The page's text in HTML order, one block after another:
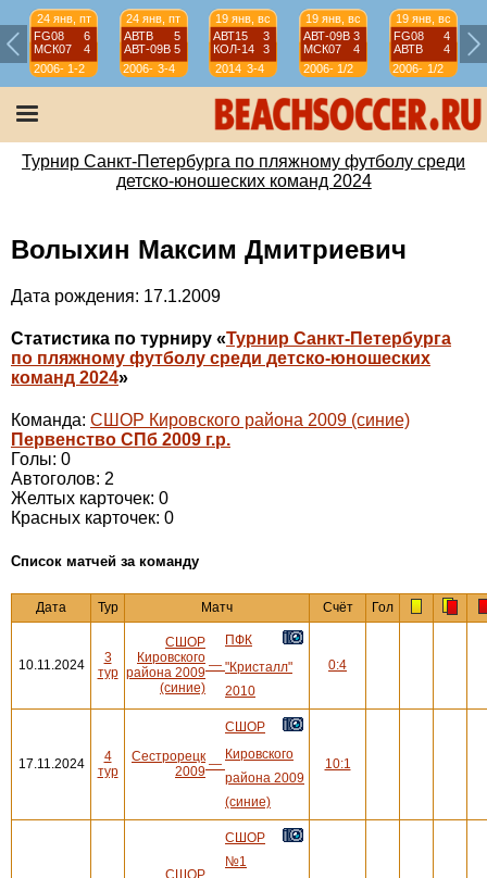
24 янв, пт
FG08
6
МСК07
4
2006-
07
1-2
24 янв, пт
АВТВ
5
АВТ-09B 5
2006-
07
3-4
19 янв, вс
АВТ15
3
КОЛ-14
3
2014 3-4
19 янв, вс
АВТ-09B 3
МСК07
4
2006-
07
1/2
19 янв, вс
FG08
4
АВТВ
4
2006-
07
1/2
Турнир Санкт-Петербурга по пляжному футболу среди
детско-юношеских команд 2024
Волыхин Максим Дмитриевич
Дата рождения: 17.1.2009
Статистика по турниру «Турнир Санкт-Петербурга
по пляжному футболу среди детско-юношеских
команд 2024»
Команда: СШОР Кировского района 2009 (синие)
Первенство СПб 2009 г.р.
Голы: 0
Автоголов: 2
Желтых карточек: 0
Красных карточек: 0
Cписок матчей за команду
Дата Тур Матч Счёт Гол
10.11.2024
3
тур
СШОР
Кировского
района 2009
(синие)
—
ПФК
"Кристалл"
2010
0:4
17.11.2024
4
тур
Сестрорецк
2009 —
СШОР
Кировского
района 2009
(синие)
10:1
СШОР
СШОР
№1